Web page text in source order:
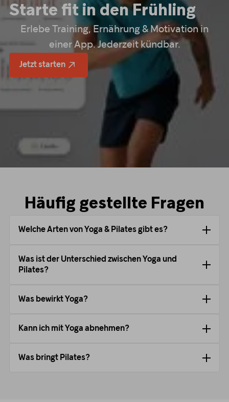
Starte fit in den Frühling
Erlebe Training, Ernährung & Motivation in
einer App. Jederzeit kündbar.
Jetzt starten
Häufig gestellte Fragen
Welche Arten von Yoga & Pilates gibt es?
Was ist der Unterschied zwischen Yoga und
Pilates?
Was bewirkt Yoga?
Kann ich mit Yoga abnehmen?
Was bringt Pilates?